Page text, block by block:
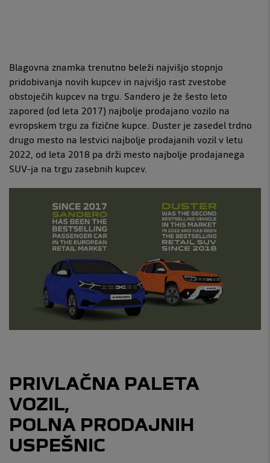
Blagovna znamka trenutno beleži najvišjo stopnjo
pridobivanja novih kupcev in najvišjo rast zvestobe
obstoječih kupcev na trgu. Sandero je že šesto leto
zapored (od leta 2017) najbolje prodajano vozilo na
evropskem trgu za fizične kupce. Duster je zasedel trdno
drugo mesto na lestvici najbolje prodajanih vozil v letu
2022, od leta 2018 pa drži mesto najbolje prodajanega
SUV-ja na trgu zasebnih kupcev.
PRIVLAČNA PALETA
VOZIL,
POLNA PRODAJNIH
USPEŠNIC